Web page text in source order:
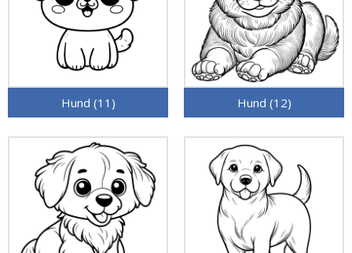
Hund (11) Hund (12)